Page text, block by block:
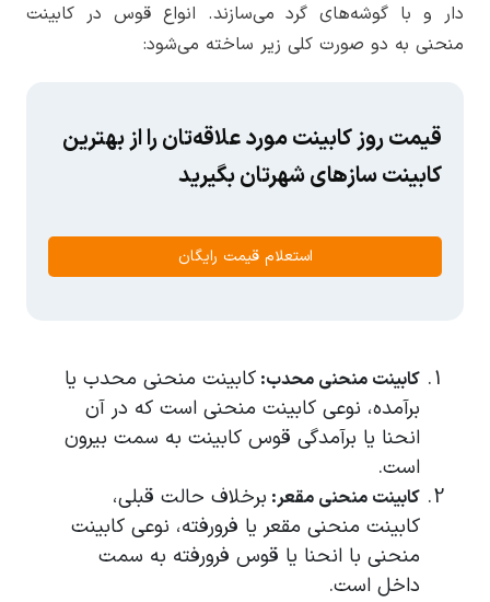
دار و با گوشه‌های گرد می‌سازند. انواع قوس در کابینت
منحنی به دو صورت کلی زیر ساخته می‌شود:
قیمت روز کابینت مورد علاقه‌تان را از بهترین
کابینت سازهای شهرتان بگیرید
استعلام قیمت رایگان
کابینت منحنی محدب: کابینت منحنی محدب یا
برآمده، نوعی کابینت منحنی است که در آن
انحنا یا برآمدگی قوس کابینت به سمت بیرون
است.
کابینت منحنی مقعر: برخلاف حالت قبلی،
کابینت منحنی مقعر یا فرورفته، نوعی کابینت
منحنی با انحنا یا قوس فرورفته به سمت
داخل است.